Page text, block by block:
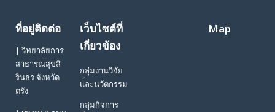
ที่อยู่ติดต่อ
| วิทยาลัยการ
สาธารณสุขสิ
รินธร จังหวัด
ตรัง
เว็บไซต์ที่
เกี่ยวข้อง
กลุ่มงานวิจัย
และนวัตกรรม
กลุ่มกิจการ
Map